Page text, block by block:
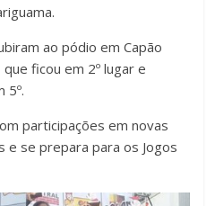
ao pódio em Capão
ficou em 2º lugar e
5º.
participações em novas
e se prepara para os Jogos